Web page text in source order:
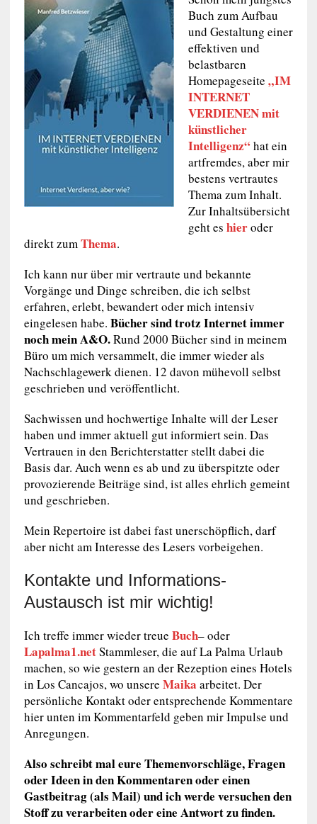
Buch zum Aufbau
und Gestaltung einer
effektiven und
belastbaren
Homepageseite „IM
INTERNET
VERDIENEN mit
künstlicher
Intelligenz“hat ein
artfremdes, aber mir
bestens vertrautes
Thema zum Inhalt.
Zur Inhaltsübersicht
geht es hieroder
direkt zumThema.
Ich kann nur über mir vertraute und bekannte
Vorgänge und Dinge schreiben, die ich selbst
erfahren, erlebt, bewandert oder mich intensiv
eingelesen habe. Bücher sind trotz Internet immer
noch mein A&O.Rund 2000 Bücher sind in meinem
Büro um mich versammelt, die immer wieder als
Nachschlagewerk dienen. 12 davon mühevoll selbst
geschrieben und veröffentlicht.
Sachwissen und hochwertige Inhalte will der Leser
haben und immer aktuell gut informiert sein. Das
Vertrauen in den Berichterstatter stellt dabei die
Basis dar. Auch wenn es ab und zu überspitzte oder
provozierende Beiträge sind, ist alles ehrlich gemeint
und geschrieben.
Mein Repertoire ist dabei fast unerschöpflich, darf
aber nicht am Interesse des Lesers vorbeigehen.
Kontakte und Informations-
Austausch ist mir wichtig!
Ich treffe immer wieder treue Buch– oder
Lapalma1.netStammleser, die auf La Palma Urlaub
machen, so wie gestern an der Rezeption eines Hotels
in Los Cancajos, wo unsere Maika arbeitet. Der
persönliche Kontakt oder entsprechende Kommentare
hier unten im Kommentarfeld geben mir Impulse und
Anregungen.
Also schreibt mal eure Themenvorschläge, Fragen
oder Ideen in den Kommentaren oder einen
Gastbeitrag (als Mail) und ich werde versuchen den
Stoff zu verarbeiten oder eine Antwort zu finden.